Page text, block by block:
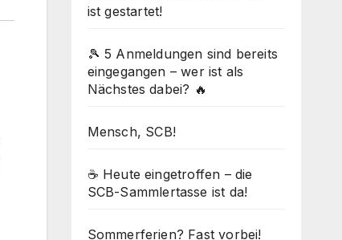
ist gestartet!
🎾 5 Anmeldungen sind bereits
eingegangen – wer ist als
Nächstes dabei? 🔥
Mensch, SCB!
☕ Heute eingetroffen – die
SCB-Sammlertasse ist da!
Sommerferien? Fast vorbei!